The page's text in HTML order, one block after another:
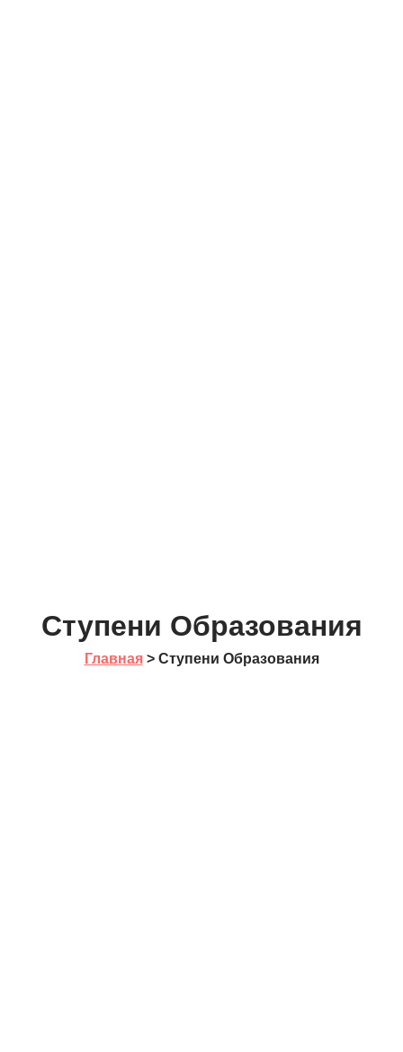
Ступени Образования
Главная> Ступени Образования